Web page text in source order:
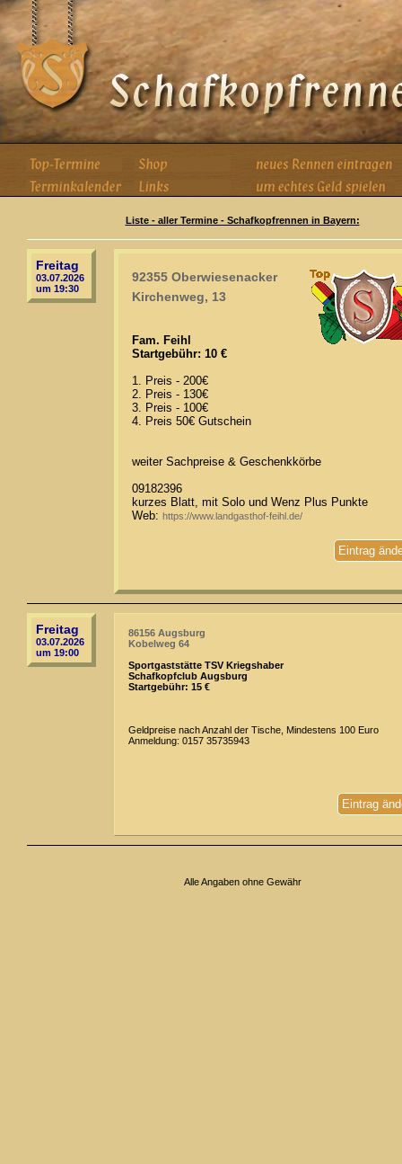
Liste - aller Termine - Schafkopfrennen in Bayern:
Freitag
03.07.2026
um 19:30
92355 Oberwiesenacker
Kirchenweg, 13
Fam. Feihl
Startgebühr: 10 €
1. Preis - 200€
2. Preis - 130€
3. Preis - 100€
4. Preis 50€ Gutschein
weiter Sachpreise & Geschenkkörbe
09182396
kurzes Blatt, mit Solo und Wenz Plus Punkte
Web: https://www.landgasthof-feihl.de/
Eintrag
Freitag
03.07.2026
um 19:00
86156 Augsburg
Kobelweg 64
Sportgaststätte TSV Kriegshaber
Schafkopfclub Augsburg
Startgebühr: 15 €
Geldpreise nach Anzahl der Tische, Mindestens 100 Euro
Anmeldung: 0157 35735943
Eintrag
Alle Angaben ohne Gewähr